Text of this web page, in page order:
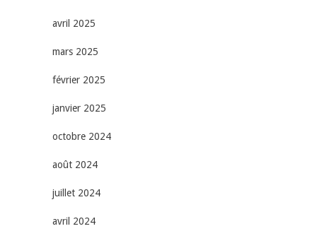
avril 2025
mars 2025
février 2025
janvier 2025
octobre 2024
août 2024
juillet 2024
avril 2024